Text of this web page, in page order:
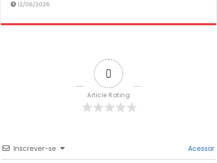
12/06/2026
0
Article Rating
Inscrever-se Acessar